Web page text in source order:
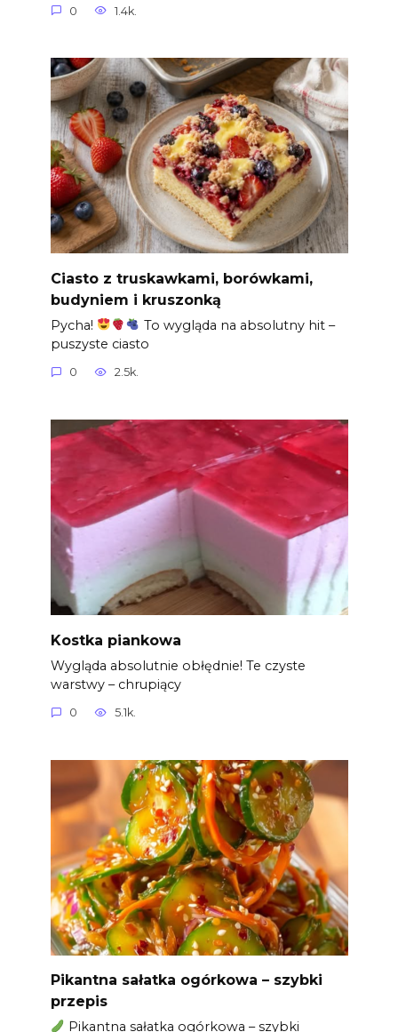
0 1.4k.
Ciasto z truskawkami, borówkami,
budyniem i kruszonką
Pycha!
To wygląda na absolutny hit –
puszyste ciasto
0 2.5k.
Kostka piankowa
Wygląda absolutnie obłędnie! Te czyste
warstwy – chrupiący
0 5.1k.
Pikantna sałatka ogórkowa – szybki
przepis
Pikantna sałatka ogórkowa – szybki